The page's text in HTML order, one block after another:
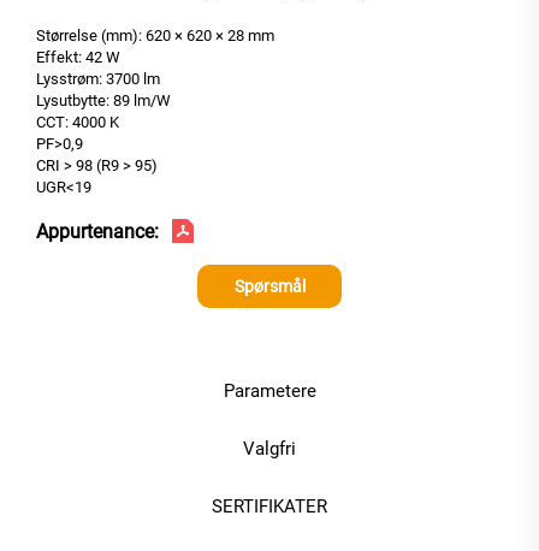
Størrelse (mm): 620 × 620 × 28 mm
Effekt: 42 W
Lysstrøm: 3700 lm
Lysutbytte: 89 lm/W
CCT: 4000 K
PF>0,9
CRI > 98 (R9 > 95)
UGR<19
Appurtenance:
Spørsmål
Parametere
Valgfri
SERTIFIKATER